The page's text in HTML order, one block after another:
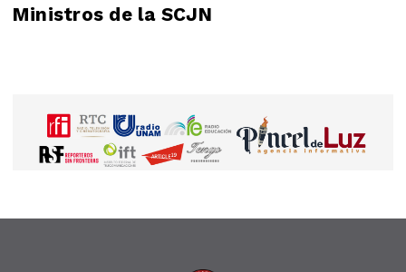
Ministros de la SCJN